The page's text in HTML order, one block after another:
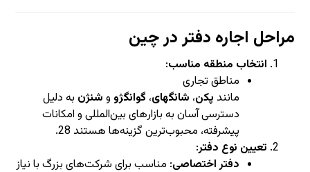
مراحل اجاره دفتر در چین
انتخاب منطقه مناسب:
مناطق تجاری
مانند پکن، شانگهای، گوانگژو و شنژن به دلیل
دسترسی آسان به بازارهای بین‌المللی و امکانات
پیشرفته، محبوب‌ترین گزینه‌ها هستند 28
.
تعیین نوع دفتر:
دفتر اختصاصی: مناسب برای شرکت‌های بزرگ با نیاز